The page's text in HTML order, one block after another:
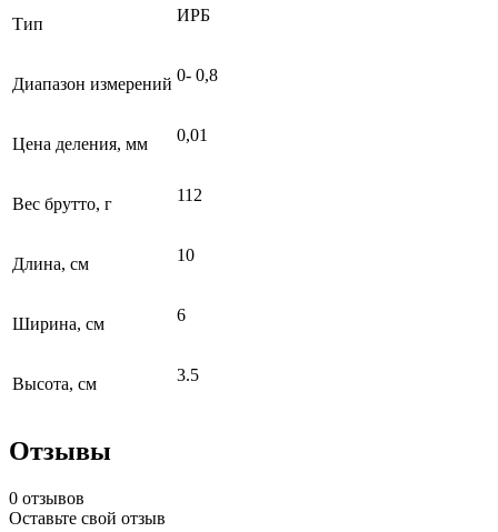
Тип ИРБ
Диапазон измерений 0- 0,8
Цена деления, мм 0,01
Вес брутто, г 112
Длина, см 10
Ширина, см 6
Высота, см 3.5
Отзывы
0 отзывов
Оставьте свой отзыв